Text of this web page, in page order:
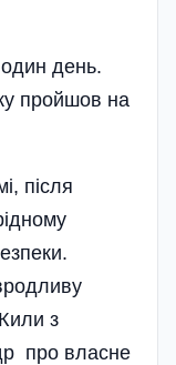
день.
пройшов на
після
з
про власне